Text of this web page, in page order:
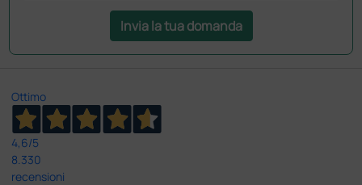
Invia la tua domanda
Ottimo
4,6/5
8.330
recensioni